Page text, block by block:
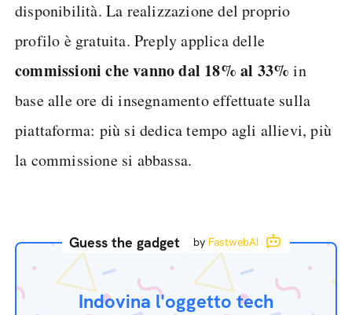
disponibilità. La realizzazione del proprio
profilo è gratuita. Preply applica delle
commissioni che vanno dal 18% al 33% in
base alle ore di insegnamento effettuate sulla
piattaforma: più si dedica tempo agli allievi, più
la commissione si abbassa.
Guess the gadget by FastwebAI
Indovina l'oggetto tech